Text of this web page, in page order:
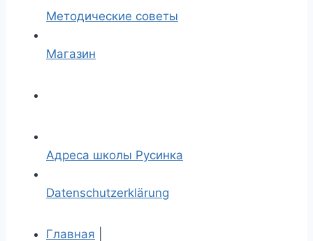
Методические советы
Магазин
Адреса школы Русинка
Datenschutzerklärung
Главная